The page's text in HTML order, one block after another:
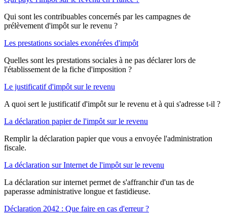
Qui sont les contribuables concernés par les campagnes de
prélèvement d'impôt sur le revenu ?
Les prestations sociales exonérées d'impôt
Quelles sont les prestations sociales à ne pas déclarer lors de
l'établissement de la fiche d'imposition ?
Le justificatif d'impôt sur le revenu
A quoi sert le justificatif d'impôt sur le revenu et à qui s'adresse t-il ?
La déclaration papier de l'impôt sur le revenu
Remplir la déclaration papier que vous a envoyée l'administration
fiscale.
La déclaration sur Internet de l'impôt sur le revenu
La déclaration sur internet permet de s'affranchir d'un tas de
paperasse administrative longue et fastidieuse.
Déclaration 2042 : Que faire en cas d'erreur ?